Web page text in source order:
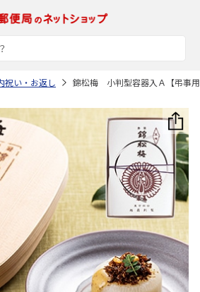
祝い・お返し 錦松梅 小判型容器入Ａ【弔事